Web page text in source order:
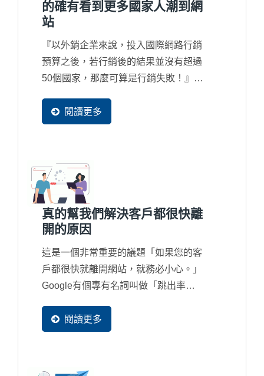
的確有看到更多國家人潮到網
站
『以外銷企業來說，投入國際網路行銷
預算之後，若行銷後的結果並沒有超過
50個國家，那麼可算是行銷失敗！』正
而現在搜尋引擎也都完全在地化在服
務，因此新一代的國際網路行銷一定讓
閱讀更多
真的幫我們解決客戶都很快離
開的原因
這是一個非常重要的議題「如果您的客
戶都很快就離開網站，就務必小心。」
Google有個專有名詞叫做「跳出率
閱讀更多